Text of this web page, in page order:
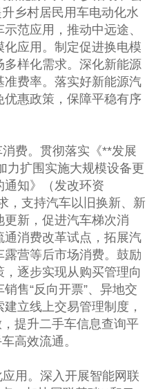
乡村居民用车电动化水
范应用，推动中远途、
应用。制定促进换电模
样化需求。深化新能源
费率。落实好新能源汽
惠政策，保障平稳有序
费。贯彻落实《**发展
力扩围实施大规模设备更
通知》（发改环资
，支持汽车以旧换新、新
新，促进汽车梯次消
消费改革试点，拓展汽
营等后市场消费。鼓励
逐步实现从购买管理向
售“反向开票”、异地交
立线上交易管理制度，
提升二手车信息查询平
高效流通。
用。深入开展智能网联